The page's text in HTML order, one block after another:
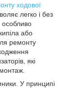
ходової
легко і без
особливо
або
ремонту
які
У принципі